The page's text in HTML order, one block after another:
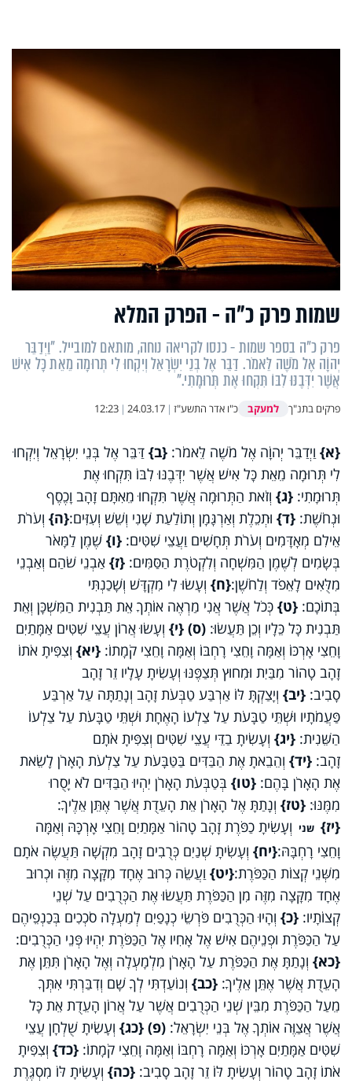
שמות פרק כ"ה - הפרק המלא
פרק כ"ה בספר שמות - כנסו לקריאה נוחה, מותאם למובייל. "וַיְדַבֵּר
יְהוָֹה אֶל מֹשֶׁה לֵּאמֹר. דַּבֵּר אֶל בְּנֵי יִשְׂרָאֵל וְיִקְחוּ לִי תְּרוּמָה מֵאֵת כָּל אִישׁ
אֲשֶׁר יִדְּבֶנּוּ לִבּוֹ תִּקְחוּ אֶת תְּרוּמָתִי."
פרקים בתנ"ך למעקב כ"ו אדר התשע"ז |
24.03.17
|
12:23
{א} וַיְדַבֵּר יְהוָֹה אֶל מֹשֶׁה לֵּאמֹר: {ב} דַּבֵּר אֶל בְּנֵי יִשְׂרָאֵל וְיִקְחוּ
לִי תְּרוּמָה מֵאֵת כָּל אִישׁ אֲשֶׁר יִדְּבֶנּוּ לִבּוֹ תִּקְחוּ אֶת
תְּרוּמָתִי: {ג} וְזֹאת הַתְּרוּמָה אֲשֶׁר תִּקְחוּ מֵאִתָּם זָהָב וָכֶסֶף
וּנְחֹשֶׁת: {ד} וּתְכֵלֶת וְאַרְגָּמָן וְתוֹלַעַת שָׁנִי וְשֵׁשׁ וְעִזִּים:{ה} וְעֹרֹת
אֵילִם מְאָדָּמִים וְעֹרֹת תְּחָשִׁים וַעֲצֵי שִׁטִּים: {ו} שֶׁמֶן לַמָּאֹר
בְּשָׂמִים לְשֶׁמֶן הַמִּשְׁחָה וְלִקְטֹרֶת הַסַּמִּים: {ז} אַבְנֵי שֹׁהַם וְאַבְנֵי
מִלֻּאִים לָאֵפֹד וְלַחֹשֶׁן:{ח} וְעָשׂוּ לִי מִקְדָּשׁ וְשָׁכַנְתִּי
בְּתוֹכָם: {ט} כְּכֹל אֲשֶׁר אֲנִי מַרְאֶה אוֹתְךָ אֵת תַּבְנִית הַמִּשְׁכָּן וְאֵת
תַּבְנִית כָּל כֵּלָיו וְכֵן תַּעֲשׂוּ: (ס) {י} וְעָשׂוּ אֲרוֹן עֲצֵי שִׁטִּים אַמָּתַיִם
וָחֵצִי אָרְכּוֹ וְאַמָּה וָחֵצִי רָחְבּוֹ וְאַמָּה וָחֵצִי קֹמָתוֹ: {יא} וְצִפִּיתָ אֹתוֹ
זָהָב טָהוֹר מִבַּיִת וּמִחוּץ תְּצַפֶּנּוּ וְעָשִׂיתָ עָלָיו זֵר זָהָב
סָבִיב: {יב} וְיָצַקְתָּ לּוֹ אַרְבַּע טַבְּעֹת זָהָב וְנָתַתָּה עַל אַרְבַּע
פַּעֲמֹתָיו וּשְׁתֵּי טַבָּעֹת עַל צַלְעוֹ הָאֶחָת וּשְׁתֵּי טַבָּעֹת עַל צַלְעוֹ
הַשֵּׁנִית: {יג} וְעָשִׂיתָ בַדֵּי עֲצֵי שִׁטִּים וְצִפִּיתָ אֹתָם
זָהָב: {יד} וְהֵבֵאתָ אֶת הַבַּדִּים בַּטַּבָּעֹת עַל צַלְעֹת הָאָרֹן לָשֵׂאת
אֶת הָאָרֹן בָּהֶם: {טו} בְּטַבְּעֹת הָאָרֹן יִהְיוּ הַבַּדִּים לֹא יָסֻרוּ
מִמֶּנּוּ: {טז} וְנָתַתָּ אֶל הָאָרֹן אֵת הָעֵדֻת אֲשֶׁר אֶתֵּן אֵלֶיךָ:
{יז} שני וְעָשִׂיתָ כַפֹּרֶת זָהָב טָהוֹר אַמָּתַיִם וָחֵצִי אָרְכָּהּ וְאַמָּה
וָחֵצִי רָחְבָּהּ:{יח} וְעָשִׂיתָ שְׁנַיִם כְּרֻבִים זָהָב מִקְשָׁה תַּעֲשֶׂה אֹתָם
מִשְּׁנֵי קְצוֹת הַכַּפֹּרֶת:{יט} וַעֲשֵׂה כְּרוּב אֶחָד מִקָּצָה מִזֶּה וּכְרוּב
אֶחָד מִקָּצָה מִזֶּה מִן הַכַּפֹּרֶת תַּעֲשׂוּ אֶת הַכְּרֻבִים עַל שְׁנֵי
קְצוֹתָיו: {כ} וְהָיוּ הַכְּרֻבִים פֹּרְשֵׂי כְנָפַיִם לְמַעְלָה סֹכְכִים בְּכַנְפֵיהֶם
עַל הַכַּפֹּרֶת וּפְנֵיהֶם אִישׁ אֶל אָחִיו אֶל הַכַּפֹּרֶת יִהְיוּ פְּנֵי הַכְּרֻבִים:
{כא} וְנָתַתָּ אֶת הַכַּפֹּרֶת עַל הָאָרֹן מִלְמָעְלָה וְאֶל הָאָרֹן תִּתֵּן אֶת
הָעֵדֻת אֲשֶׁר אֶתֵּן אֵלֶיךָ: {כב} וְנוֹעַדְתִּי לְךָ שָׁם וְדִבַּרְתִּי אִתְּךָ
מֵעַל הַכַּפֹּרֶת מִבֵּין שְׁנֵי הַכְּרֻבִים אֲשֶׁר עַל אֲרוֹן הָעֵדֻת אֵת כָּל
אֲשֶׁר אֲצַוֶּה אוֹתְךָ אֶל בְּנֵי יִשְׂרָאֵל: (פ) {כג} וְעָשִׂיתָ שֻׁלְחָן עֲצֵי
שִׁטִּים אַמָּתַיִם אָרְכּוֹ וְאַמָּה רָחְבּוֹ וְאַמָּה וָחֵצִי קֹמָתוֹ: {כד} וְצִפִּיתָ
אֹתוֹ זָהָב טָהוֹר וְעָשִׂיתָ לּוֹ זֵר זָהָב סָבִיב: {כה} וְעָשִׂיתָ לּוֹ מִסְגֶּרֶת